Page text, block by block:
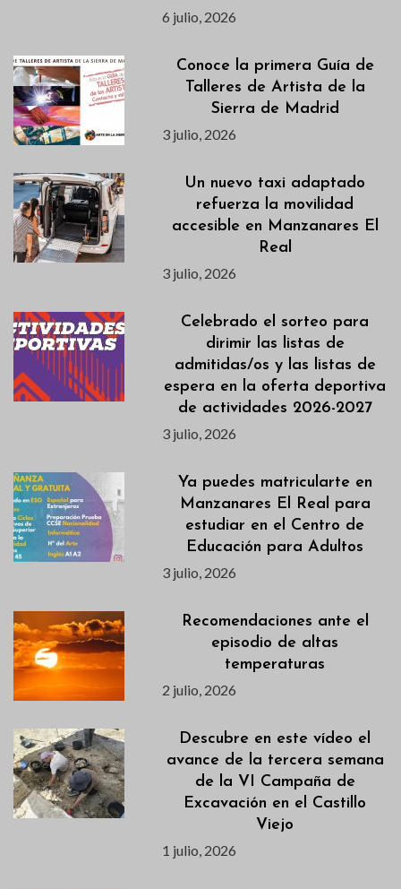
6 julio, 2026
Conoce la primera Guía de
Talleres de Artista de la
Sierra de Madrid
3 julio, 2026
Un nuevo taxi adaptado
refuerza la movilidad
accesible en Manzanares El
Real
3 julio, 2026
Celebrado el sorteo para
dirimir las listas de
admitidas/os y las listas de
espera en la oferta deportiva
de actividades 2026-2027
3 julio, 2026
Ya puedes matricularte en
Manzanares El Real para
estudiar en el Centro de
Educación para Adultos
3 julio, 2026
Recomendaciones ante el
episodio de altas
temperaturas
2 julio, 2026
Descubre en este vídeo el
avance de la tercera semana
de la VI Campaña de
Excavación en el Castillo
Viejo
1 julio, 2026